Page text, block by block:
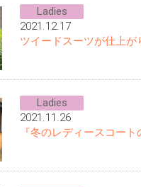
Ladies
2021.12.17
ツイードスーツが仕上が
Ladies
2021.11.26
『冬のレディースコー